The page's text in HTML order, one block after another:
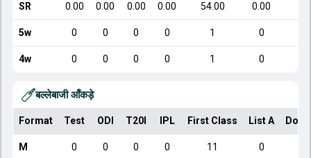
SR 0.00 0.00 0.00 0.00 54.00 0.00
5w 0 0 0 0 1 0
4w 0 0 0 0 1 0
बल्लेबाजी आँकड़े
Format Test ODI T20I IPL First Class List A
M 0 0 0 0 11 0